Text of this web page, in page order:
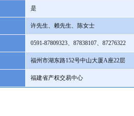
是
许先生、赖先生、陈女士
0591-87809323、87838107、87276322
福州市湖东路152号中山大厦A座22层
福建省产权交易中心